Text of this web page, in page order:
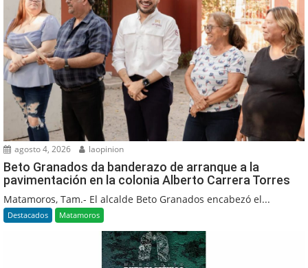
agosto 4, 2026 laopinion
Beto Granados da banderazo de arranque a la
pavimentación en la colonia Alberto Carrera Torres
Matamoros, Tam.- El alcalde Beto Granados encabezó el...
Destacados Matamoros